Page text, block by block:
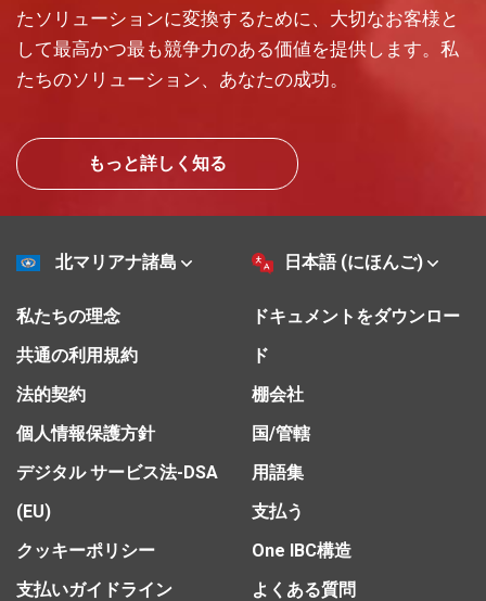
たソリューションに変換するために、大切なお客様と
して最高かつ最も競争力のある価値を提供します。私
たちのソリューション、あなたの成功。
もっと詳しく知る
北マリアナ諸島 日本語 (にほんご)
私たちの理念
共通の利用規約
法的契約
個人情報保護方針
デジタル サービス法-DSA
(EU)
クッキーポリシー
支払いガイドライン
ドキュメントをダウンロー
ド
棚会社
国/管轄
用語集
支払う
One IBC構造
よくある質問